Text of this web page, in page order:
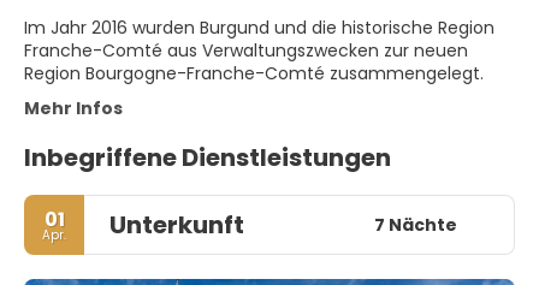
Im Jahr 2016 wurden Burgund und die historische Region
Franche-Comté aus Verwaltungszwecken zur neuen
Region Bourgogne-Franche-Comté zusammengelegt.
Mehr Infos
Inbegriffene Dienstleistungen
01
Apr. Unterkunft 7 Nächte